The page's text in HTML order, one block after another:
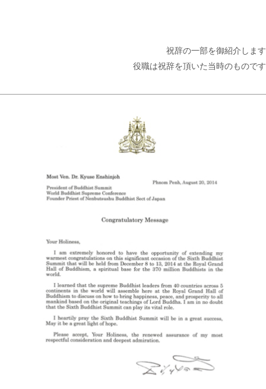
祝辞の一部を御紹介します
役職は祝辞を頂いた当時のものです